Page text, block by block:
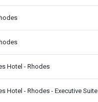
Hotel - Rhodes
Hotel - Rhodes - Executive Suite